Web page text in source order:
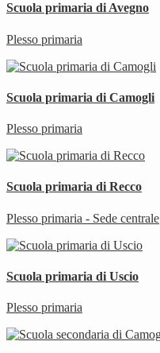
Scuola primaria di Avegno
Plesso primaria
Scuola primaria di Camogli
Plesso primaria
Scuola primaria di Recco
Plesso primaria - Sede centrale
Scuola primaria di Uscio
Plesso primaria